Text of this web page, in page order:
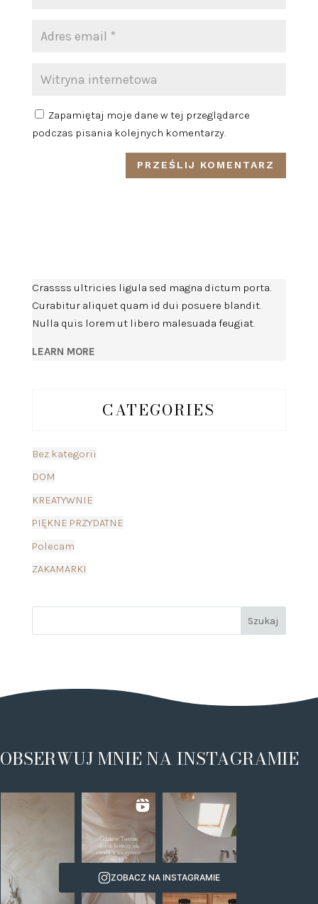
Zapamiętaj moje dane w tej przeglądarce
podczas pisania kolejnych komentarzy.
Crassss ultricies ligula sed magna dictum porta.
Curabitur aliquet quam id dui posuere blandit.
Nulla quis lorem ut libero malesuada feugiat.
LEARN MORE
CATEGORIES
Bez kategorii
DOM
KREATYWNIE
PIĘKNE PRZYDATNE
Polecam
ZAKAMARKI
OBSERWUJ MNIE NA INSTAGRAMIE
ZOBACZ NA INSTAGRAMIE